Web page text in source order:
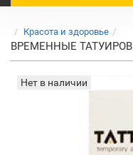
Красота и здоровье
ВРЕМЕННЫЕ
Нет в наличии